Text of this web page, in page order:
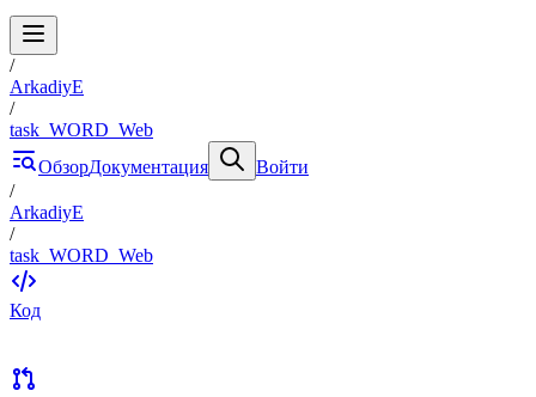
/
ArkadiyE
/
task_WORD_Web
ОбзорДокументация
Войти
/
ArkadiyE
/
task_WORD_Web
Код